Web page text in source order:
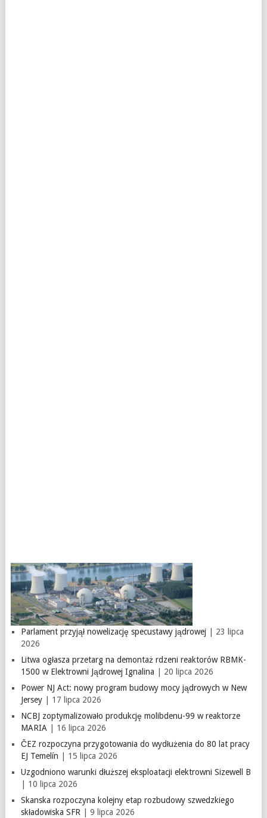
Parlament przyjął nowelizację specustawy jądrowej | 23 lipca
2026
Litwa ogłasza przetarg na demontaż rdzeni reaktorów RBMK-
1500 w Elektrowni Jądrowej Ignalina | 20 lipca 2026
Power NJ Act: nowy program budowy mocy jądrowych w New
Jersey| 17 lipca 2026
NCBJ zoptymalizowało produkcję molibdenu-99 w reaktorze
MARIA| 16 lipca 2026
ČEZ rozpoczyna przygotowania do wydłużenia do 80 lat pracy
EJ Temelín | 15 lipca 2026
Uzgodniono warunki dłuższej eksploatacji elektrowni Sizewell B
| 10 lipca 2026
Skanska rozpoczyna kolejny etap rozbudowy szwedzkiego
składowiska SFR| 9 lipca 2026